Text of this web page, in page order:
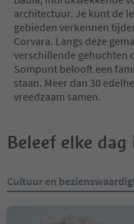
architectuur. Je kunt de
gebieden verkennen
Corvara. Langs deze
verschillende gehuchten
Sompunt belooft een
staan. Meer dan 30
vreedzaam samen.
Beleef elke
Cultuur en